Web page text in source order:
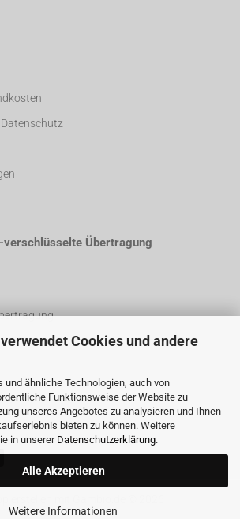
Cookies und andere
und ähnliche Technologien, auch von
Funktionsweise der Website zu
unseres Angebotes zu analysieren und Ihnen
bieten zu können. Weitere
in unserer Datenschutzerklärung.
Alle Akzeptieren
Weitere Informationen
verschlüsselte Übertragung